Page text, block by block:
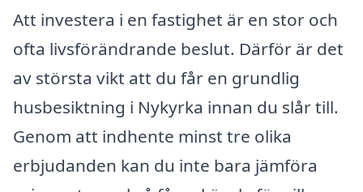
Att investera i en fastighet är en stor och
ofta livsförändrande beslut. Därför är det
av största vikt att du får en grundlig
husbesiktning i Nykyrka innan du slår till.
Genom att indhente minst tre olika
erbjudanden kan du inte bara jämföra